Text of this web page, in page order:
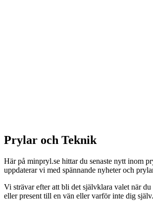
Prylar och Teknik
Här på minpryl.se hittar du senaste nytt inom
uppdaterar vi med spännande nyheter och
Vi strävar efter att bli det självklara valet när
eller present till en vän eller varför inte dig själv.